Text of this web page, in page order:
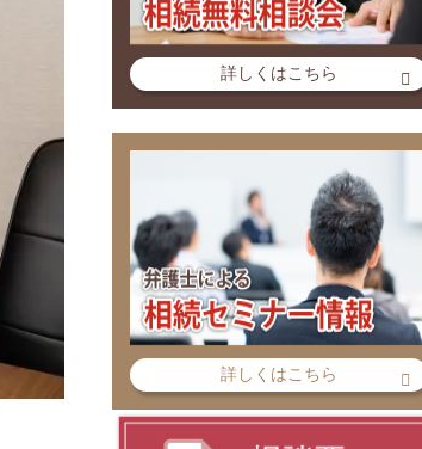
詳しくはこちら
詳しくはこちら